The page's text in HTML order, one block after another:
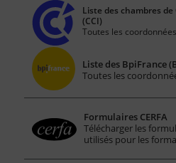
Liste des chambres
(CCI)
Toutes les
Liste des BpiFrance
Toutes les
Formulaires CERFA
Télécharger les
utilisés pour les